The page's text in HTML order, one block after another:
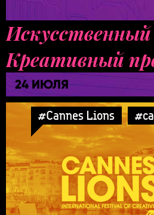
Креативный
24 ИЮЛЯ
#Cannes Lions